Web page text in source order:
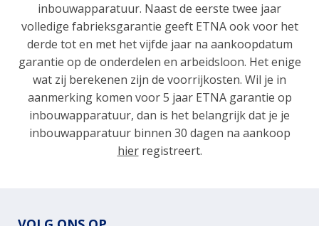
inbouwapparatuur. Naast de eerste twee jaar
volledige fabrieksgarantie geeft ETNA ook voor het
derde tot en met het vijfde jaar na aankoopdatum
garantie op de onderdelen en arbeidsloon. Het enige
wat zij berekenen zijn de voorrijkosten. Wil je in
aanmerking komen voor 5 jaar ETNA garantie op
inbouwapparatuur, dan is het belangrijk dat je je
inbouwapparatuur binnen 30 dagen na aankoop
hierregistreert.